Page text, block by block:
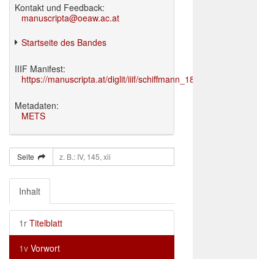
Kontakt und Feedback:
manuscripta@oeaw.ac.at
Startseite des Bandes
IIIF Manifest:
https://manuscripta.at/diglit/iiif/schiffmann_1895/manifest.json
Metadaten:
METS
Seite
Inhalt
1r Titelblatt
1v Vorwort